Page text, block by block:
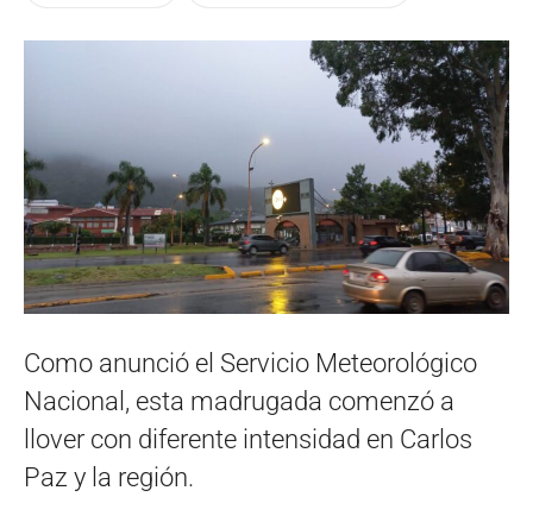
Como anunció el Servicio Meteorológico
Nacional, esta madrugada comenzó a
llover con diferente intensidad en Carlos
Paz y la región.